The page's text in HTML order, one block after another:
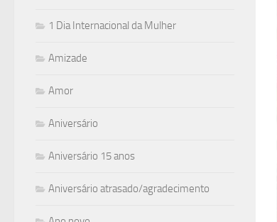
1 Dia Internacional da Mulher
Amizade
Amor
Aniversário
Aniversário 15 anos
Aniversário atrasado/agradecimento